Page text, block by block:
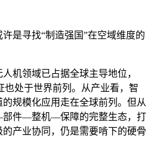
是寻找“制造强国”在空域维度的
机领域已占据全球主导地位，
也处于世界前列。从产业看，智
规模化应用走在全球前列。但从
件—整机—保障的完整生态，打
产业协同，仍是需要啃下的硬骨